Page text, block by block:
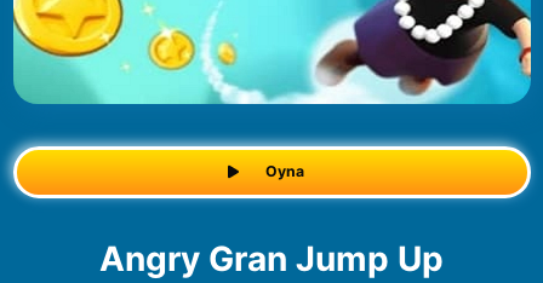
Oyna
Angry Gran Jump Up